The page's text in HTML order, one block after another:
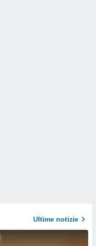
Ultime notizie